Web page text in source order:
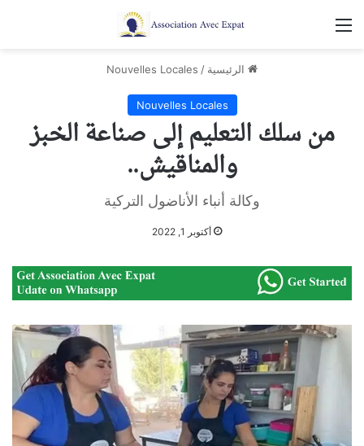
القائمة
الرئيسية /
Nouvelles Locales
Nouvelles Locales
من سلك التعليم إلى صناعة الخبز
والمناقيش..
وكالة أنباء الأناضول التركية
أكتوبر 1, 2022